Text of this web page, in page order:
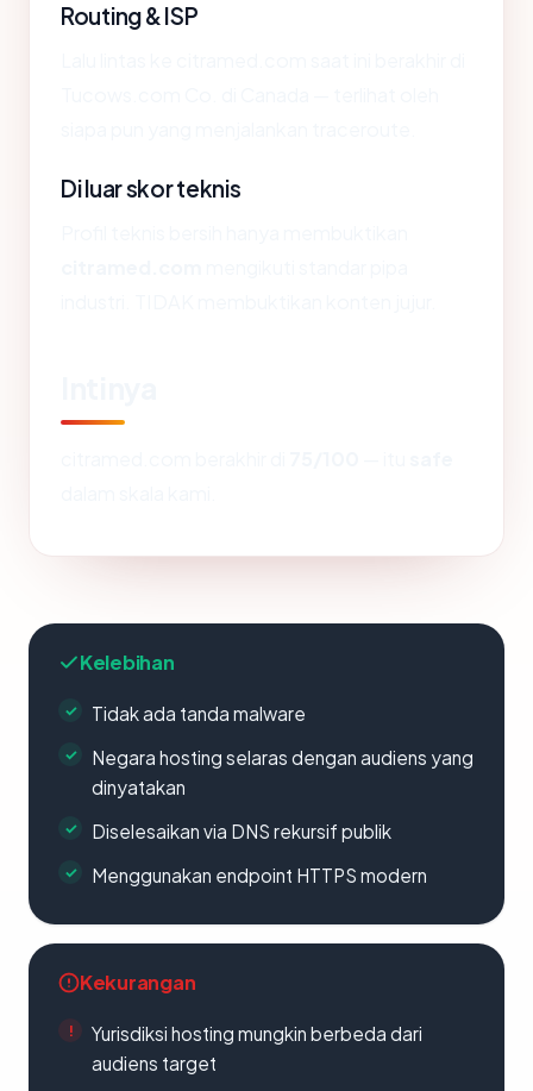
Routing & ISP
Di luar skor teknis
Kelebihan
Tidak ada tanda malware
Negara hosting selaras dengan audiens yang
dinyatakan
Diselesaikan via DNS rekursif publik
Menggunakan endpoint HTTPS modern
Kekurangan
Yurisdiksi hosting mungkin berbeda dari
audiens target